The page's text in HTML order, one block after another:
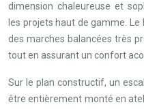
dimension chaleureuse et
les projets haut de gamme.
des marches balancées très
tout en assurant un confort
Sur le plan constructif, un
être entièrement monté en